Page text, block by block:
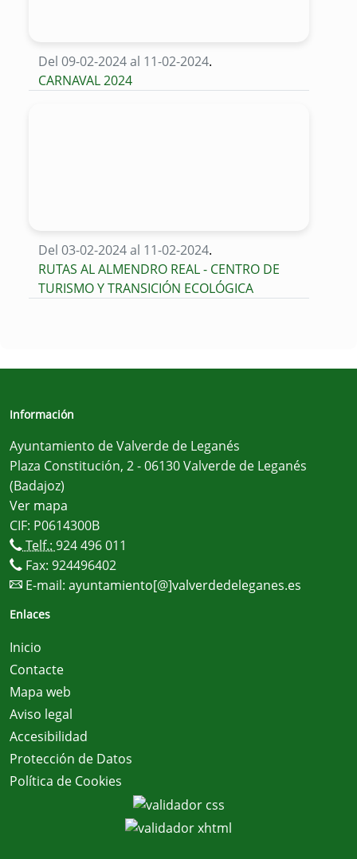
Del 09-02-2024 al 11-02-2024.
CARNAVAL 2024
Del 03-02-2024 al 11-02-2024.
RUTAS AL ALMENDRO REAL - CENTRO DE
TURISMO Y TRANSICIÓN ECOLÓGICA
Información
Ayuntamiento de Valverde de Leganés
Plaza Constitución, 2 - 06130 Valverde de Leganés
(Badajoz)
Ver mapa
CIF: P0614300B
Telf.: 924 496 011
Fax: 924496402
E-mail: ayuntamiento[@]valverdedeleganes.es
Enlaces
Inicio
Contacte
Mapa web
Aviso legal
Accesibilidad
Protección de Datos
Política de Cookies